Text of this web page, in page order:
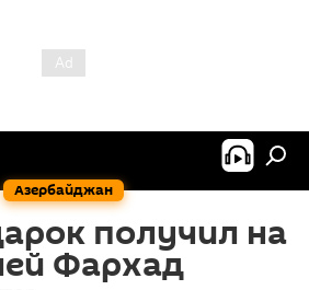
Азербайджан
получил на
Фархад